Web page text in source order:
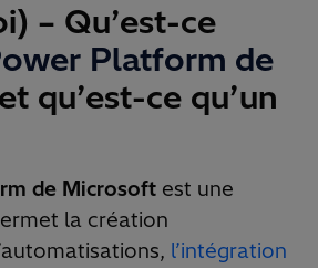
– Qu’est-ce
Platform de
et qu’est-ce qu’un
de Microsoft est une
la création
l’intégration